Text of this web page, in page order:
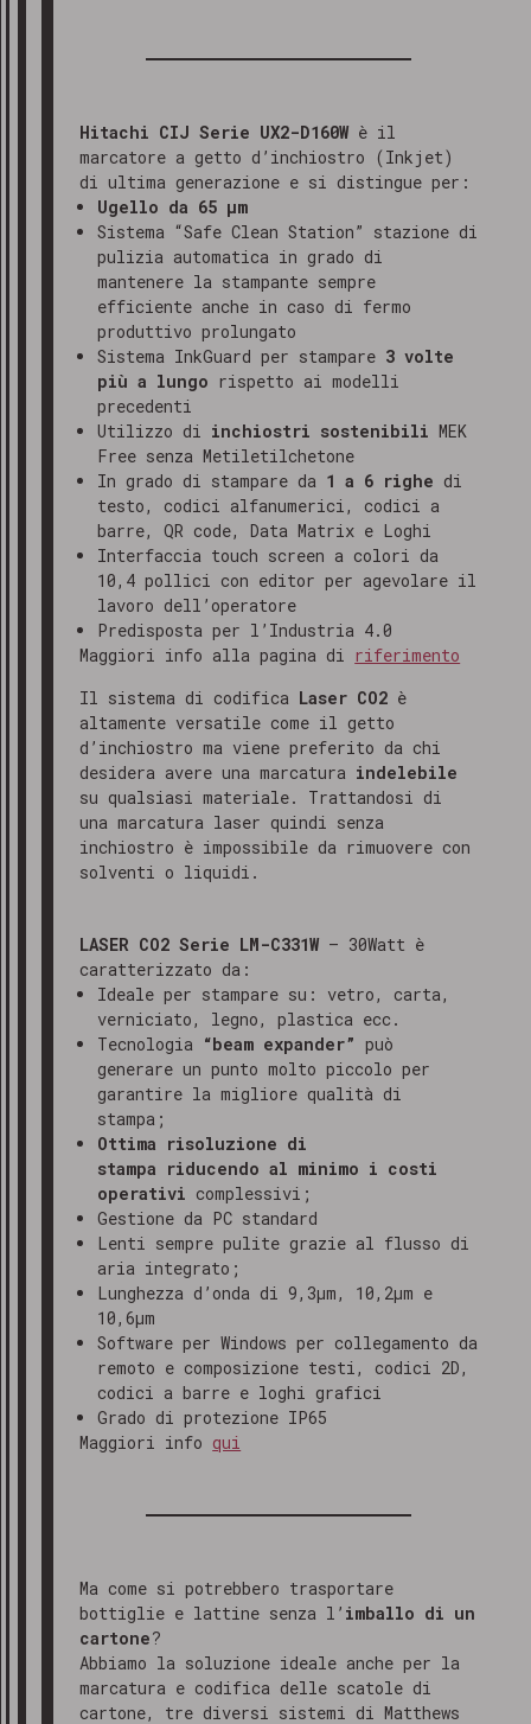
Hitachi CIJ Serie UX2-D160Wè il
marcatore a getto d’inchiostro (Inkjet)
di ultima generazione e si distingue per:
Ugello da 65 μm
Sistema “Safe Clean Station” stazione di
pulizia automatica in grado di
mantenere la stampante sempre
efficiente anche in caso di fermo
produttivo prolungato
Sistema InkGuard per stampare 3 volte
più a lungo rispetto ai modelli
precedenti
Utilizzo di inchiostri sostenibili MEK
Free senza Metiletilchetone
In grado di stampare da 1 a 6 righe di
testo, codici alfanumerici, codici a
barre, QR code, Data Matrix e Loghi
Interfaccia touch screen a colori da
10,4 pollici con editor per agevolare il
lavoro dell’operatore
Predisposta per l’Industria 4.0
Maggiori info alla pagina di riferimento
Il sistema di codifica Laser CO2 è
altamente versatile come il getto
d’inchiostro ma viene preferito da chi
desidera avere una marcatura indelebile
su qualsiasi materiale. Trattandosi di
una marcatura laser quindi senza
inchiostro è impossibile da rimuovere con
solventi o liquidi.
LASER CO2 Serie LM-C331W– 30Watt è
caratterizzato da:
Ideale per stampare su: vetro, carta,
verniciato, legno, plastica ecc.
Tecnologia “beam expander” può
generare un punto molto piccolo per
garantire la migliore qualità di
stampa;
Ottima risoluzione di
stampa riducendo al minimo i costi
operativi complessivi;
Gestione da PC standard
Lenti sempre pulite grazie al flusso di
aria integrato;
Lunghezza d’onda di 9,3μm, 10,2μm e
10,6μm
Software per Windows per collegamento da
remoto e composizione testi, codici 2D,
codici a barre e loghi grafici
Grado di protezione IP65
Maggiori info qui
Ma come si potrebbero trasportare
bottiglie e lattine senza l’ imballo di un
cartone?
Abbiamo la soluzione ideale anche per la
marcatura e codifica delle scatole di
cartone, tre diversi sistemi di Matthews